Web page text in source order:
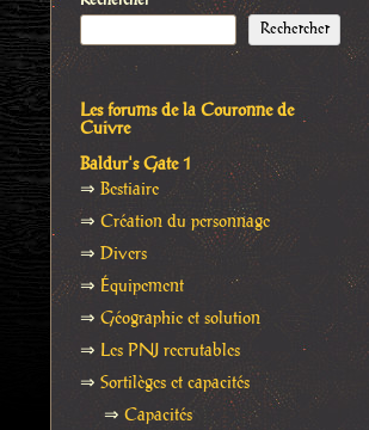
Rechercher
Les forums de la Couronne de
Cuivre
Baldur's Gate 1
⇒Bestiaire
⇒Création du personnage
⇒Divers
⇒ Équipement
⇒Géographie et solution
⇒ Les PNJ recrutables
⇒Sortilèges et capacités
⇒Capacités